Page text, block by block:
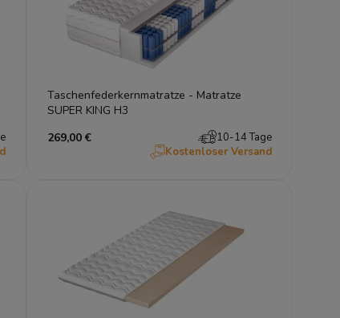
Taschenfederkernmatratze - Matratze
SUPER KING H3
269,00 €
10-14 Tage
Kostenloser Versand